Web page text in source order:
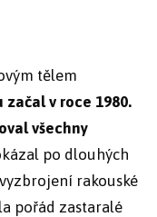
tělem
začal v roce 1980.
všechny
po dlouhých
rakouské
pořád zastaralé